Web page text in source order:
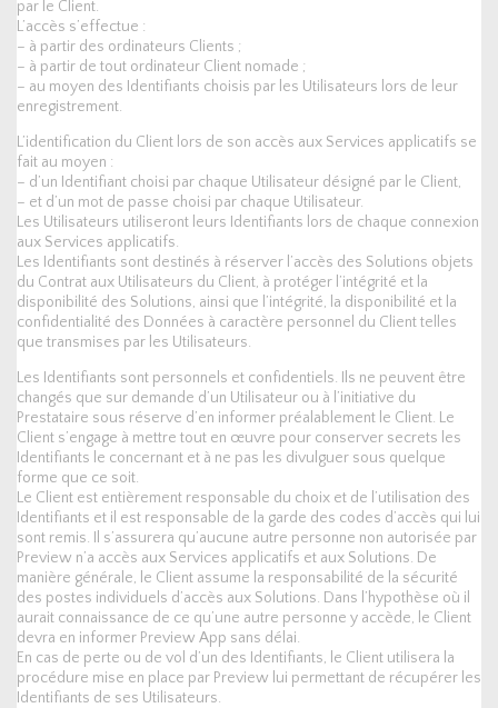
par le Client.
L’accès s’effectue :
– à partir des ordinateurs Clients ;
– à partir de tout ordinateur Client nomade ;
– au moyen des Identifiants choisis par les Utilisateurs lors de leur
enregistrement.
L’identification du Client lors de son accès aux Services applicatifs se
fait au moyen :
– d’un Identifiant choisi par chaque Utilisateur désigné par le Client,
– et d’un mot de passe choisi par chaque Utilisateur.
Les Utilisateurs utiliseront leurs Identifiants lors de chaque connexion
aux Services applicatifs.
Les Identifiants sont destinés à réserver l’accès des Solutions objets
du Contrat aux Utilisateurs du Client, à protéger l’intégrité et la
disponibilité des Solutions, ainsi que l’intégrité, la disponibilité et la
confidentialité des Données à caractère personnel du Client telles
que transmises par les Utilisateurs.
Les Identifiants sont personnels et confidentiels. Ils ne peuvent être
changés que sur demande d’un Utilisateur ou à l’initiative du
Prestataire sous réserve d’en informer préalablement le Client. Le
Client s’engage à mettre tout en œuvre pour conserver secrets les
Identifiants le concernant et à ne pas les divulguer sous quelque
forme que ce soit.
Le Client est entièrement responsable du choix et de l’utilisation des
Identifiants et il est responsable de la garde des codes d’accès qui lui
sont remis. Il s’assurera qu’aucune autre personne non autorisée par
Preview n’a accès aux Services applicatifs et aux Solutions. De
manière générale, le Client assume la responsabilité de la sécurité
des postes individuels d’accès aux Solutions. Dans l’hypothèse où il
aurait connaissance de ce qu’une autre personne y accède, le Client
devra en informer Preview App sans délai.
En cas de perte ou de vol d’un des Identifiants, le Client utilisera la
procédure mise en place par Preview lui permettant de récupérer les
Identifiants de ses Utilisateurs.